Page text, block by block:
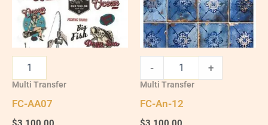
Multi Transfer
FC-AA07
- +
Multi Transfer
FC-An-12